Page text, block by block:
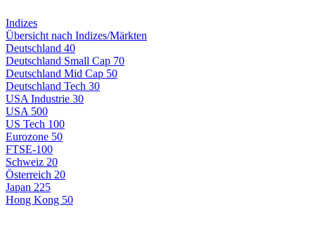
Indizes
Übersicht nach Indizes/Märkten
Deutschland 40
Deutschland Small Cap 70
Deutschland Mid Cap 50
Deutschland Tech 30
USA Industrie 30
USA 500
US Tech 100
Eurozone 50
FTSE-100
Schweiz 20
Österreich 20
Japan 225
Hong Kong 50